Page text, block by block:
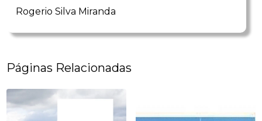
Rogerio Silva Miranda
Páginas Relacionadas